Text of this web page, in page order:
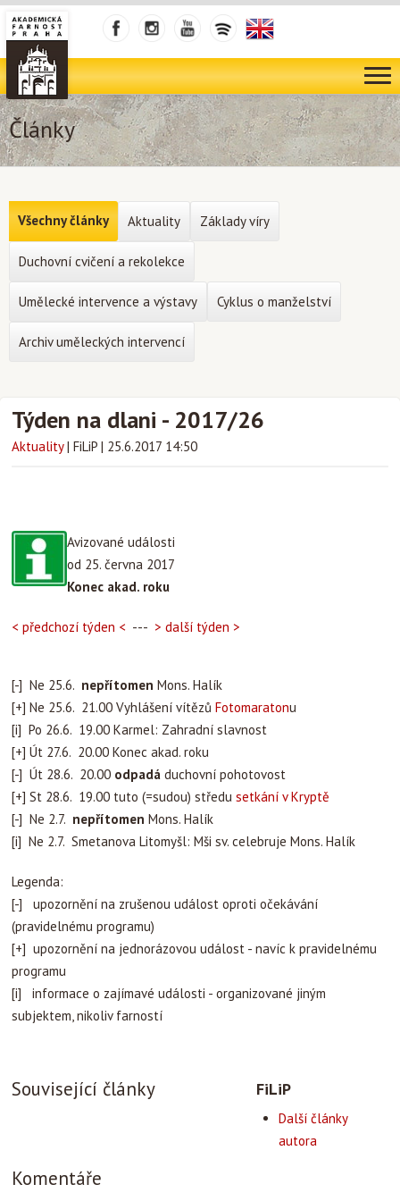
Články
Týden na dlani - 2017/26
Aktuality | FiLiP | 25.6.2017 14:50
Avizované události
od 25. června 2017
Konec akad. roku
< předchozí týden < --- > další týden >
[-] Ne 25.6. nepřítomen Mons. Halík
[+] Ne 25.6. 21.00 Vyhlášení vítězů Fotomaratonu
[i] Po 26.6. 19.00 Karmel: Zahradní slavnost
[+] Út 27.6. 20.00 Konec akad. roku
[-] Út 28.6. 20.00 odpadá duchovní pohotovost
[+] St 28.6. 19.00 tuto (=sudou) středu setkání v Kryptě
[-] Ne 2.7. nepřítomen Mons. Halík
[i] Ne 2.7. Smetanova Litomyšl: Mši sv. celebruje Mons. Halík
Legenda:
[-] upozornění na zrušenou událost oproti očekávání
(pravidelnému programu)
[+] upozornění na jednorázovou událost - navíc k pravidelnému
programu
[i] informace o zajímavé události - organizované jiným
subjektem, nikoliv farností
Související články FiLiP
Další články
autora
Komentáře
Všechny články Aktuality Základy víry
Duchovní cvičení a rekolekce
Umělecké intervence a výstavy Cyklus o manželství
Archiv uměleckých intervencí